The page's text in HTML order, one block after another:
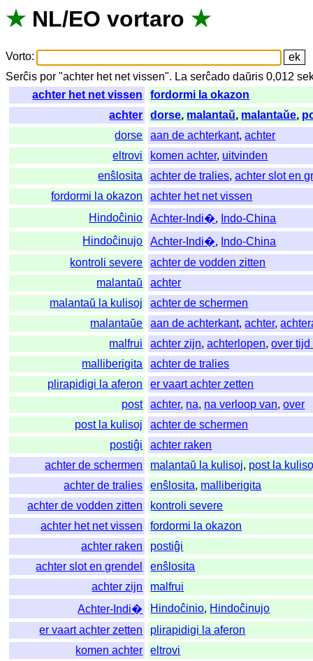
★ NL/EO vortaro ★
Vorto:
Serĉis por "achter het net vissen". La serĉado daŭris 0,012
achter het net vissen
fordormi la okazon
achter
dorse, malantaŭ, malantaŭe,
dorse
aan de achterkant,achter
eltrovi
komen achter, uitvinden
enŝlosita
achter de tralies,achter slot en
fordormi la okazon
achter het net vissen
Hindoĉinio
Achter-Indi�, Indo-China
Hindoĉinujo
Achter-Indi�, Indo-China
kontroli severe
achter de vodden zitten
malantaŭ
achter
malantaŭ la kulisoj
achter de schermen
malantaŭe
aan de achterkant,achter,
malfrui
achter zijn,achterlopen,over tijd
malliberigita
achter de tralies
plirapidigi la aferon
er vaart achter zetten
post
achter, na, na verloop van,over
post la kulisoj
achter de schermen
postiĝi
achter raken
achter de schermen
malantaŭ la kulisoj, post la
achter de tralies
enŝlosita, malliberigita
achter de vodden zitten
kontroli severe
achter het net vissen
fordormi la okazon
achter raken
postiĝi
achter slot en grendel
enŝlosita
achter zijn
malfrui
Achter-Indi�
Hindoĉinio, Hindoĉinujo
er vaart achter zetten
plirapidigi la aferon
komen achter
eltrovi